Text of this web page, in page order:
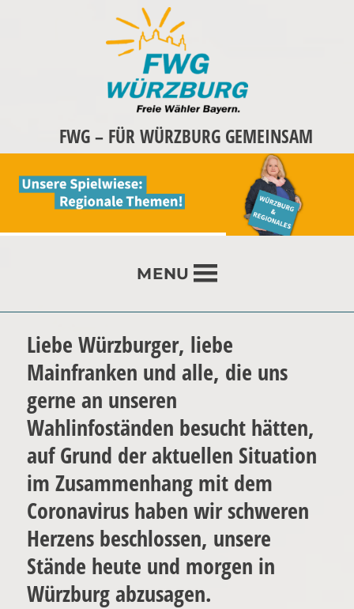
FWG – FÜR WÜRZBURG GEMEINSAM
MENU
Liebe Würzburger, liebe
Mainfranken und alle, die uns
gerne an unseren
Wahlinfoständen besucht hätten,
auf Grund der aktuellen Situation
im Zusammenhang mit dem
Coronavirus haben wir schweren
Herzens beschlossen, unsere
Stände heute und morgen in
Würzburg abzusagen.